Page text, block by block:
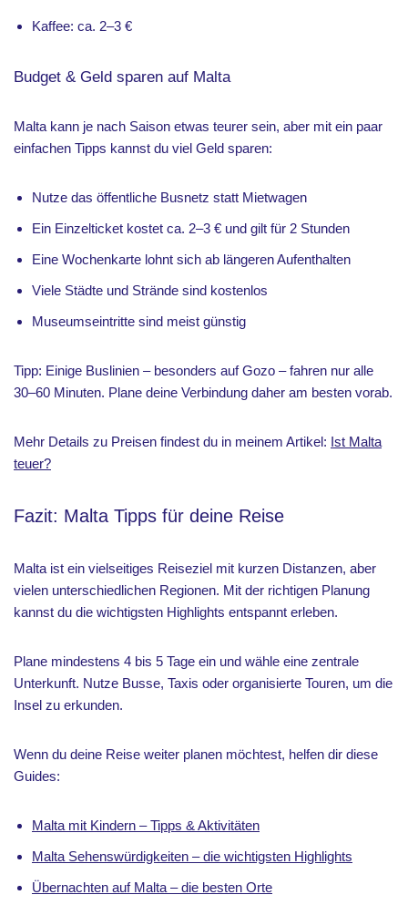
Kaffee: ca. 2–3 €
Budget & Geld sparen auf Malta
Malta kann je nach Saison etwas teurer sein, aber mit ein paar
einfachen Tipps kannst du viel Geld sparen:
Nutze das öffentliche Busnetz statt Mietwagen
Ein Einzelticket kostet ca. 2–3 € und gilt für 2 Stunden
Eine Wochenkarte lohnt sich ab längeren Aufenthalten
Viele Städte und Strände sind kostenlos
Museumseintritte sind meist günstig
Tipp: Einige Buslinien – besonders auf Gozo – fahren nur alle
30–60 Minuten. Plane deine Verbindung daher am besten vorab.
Mehr Details zu Preisen findest du in meinem Artikel: Ist Malta
teuer?
Fazit: Malta Tipps für deine Reise
Malta ist ein vielseitiges Reiseziel mit kurzen Distanzen, aber
vielen unterschiedlichen Regionen. Mit der richtigen Planung
kannst du die wichtigsten Highlights entspannt erleben.
Plane mindestens 4 bis 5 Tage ein und wähle eine zentrale
Unterkunft. Nutze Busse, Taxis oder organisierte Touren, um die
Insel zu erkunden.
Wenn du deine Reise weiter planen möchtest, helfen dir diese
Guides:
Malta mit Kindern – Tipps & Aktivitäten
Malta Sehenswürdigkeiten – die wichtigsten Highlights
Übernachten auf Malta – die besten Orte